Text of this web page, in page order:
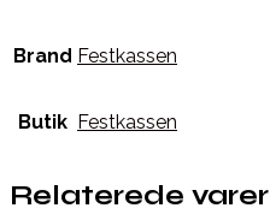
Brand Festkassen
Butik Festkassen
Relaterede varer